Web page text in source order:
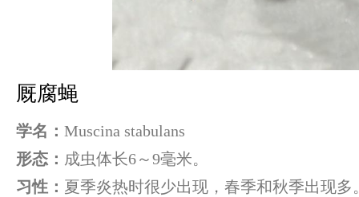
厩腐蝇
学名： Muscina stabulans
形态： 成虫体长6～9毫米。
习性： 夏季炎热时很少出现，春季和秋季出现